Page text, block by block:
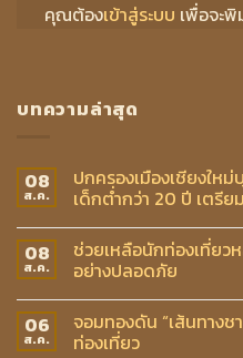
คุณต้องเข้าสู่ระบบ เพื่อจะ
บทความล่าสุด
08
ส.ค.
ปกครองเมืองเชียงให
เด็กต่ำกว่า 20 ปี เตรี
08
ส.ค.
ช่วยเหลือนักท่องเที่ย
อย่างปลอดภัย
06
ส.ค.
จอมทองดัน “เส้นทาง
ท่องเที่ยว